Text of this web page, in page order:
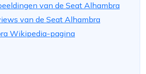
van de Seat Alhambra
van de Seat Alhambra
Wikipedia-pagina